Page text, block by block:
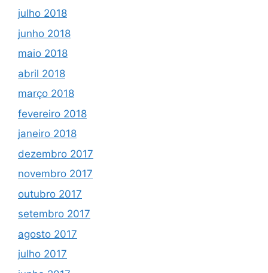
julho 2018
junho 2018
maio 2018
abril 2018
março 2018
fevereiro 2018
janeiro 2018
dezembro 2017
novembro 2017
outubro 2017
setembro 2017
agosto 2017
julho 2017